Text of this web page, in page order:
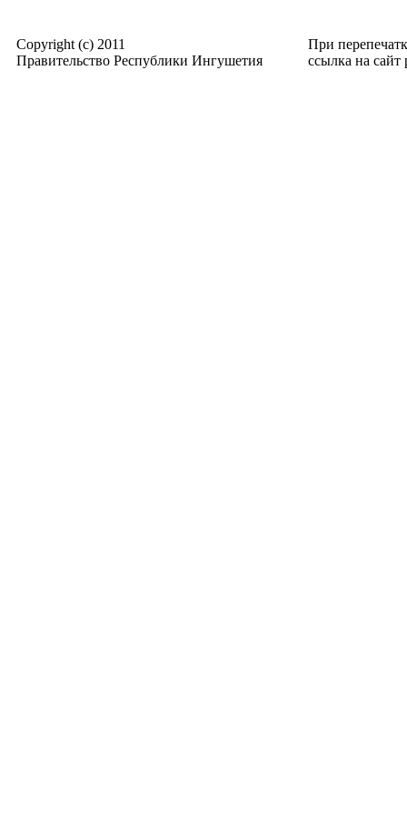
Copyright (c) 2011
Правительство Республики Ингушетия
При
ссылка на сайт